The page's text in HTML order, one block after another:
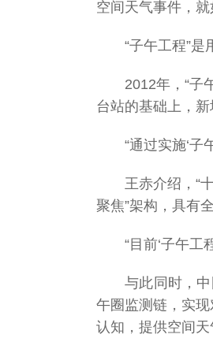
新年祝福
空间天气事件，
“子午工程”是
2012年，“子
台站的基础上，
“通过实施‘
王赤介绍，“
聚焦”架构，具有
“目前‘子午工
与此同时，
午圈监测链，实
认知，提供空间